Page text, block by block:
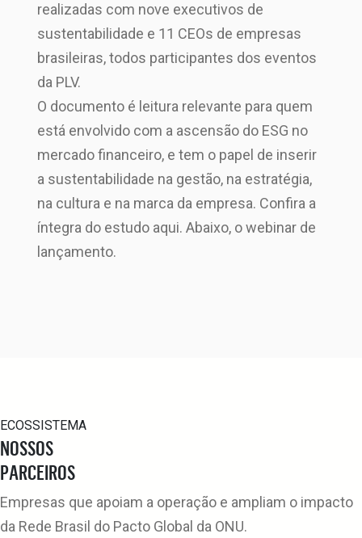
realizadas com nove executivos de
sustentabilidade e 11 CEOs de empresas
brasileiras, todos participantes dos eventos
da PLV.
O documento é leitura relevante para quem
está envolvido com a ascensão do ESG no
mercado financeiro, e tem o papel de inserir
a sustentabilidade na gestão, na estratégia,
na cultura e na marca da empresa. Confira a
íntegra do estudo aqui. Abaixo, o webinar de
lançamento.
ECOSSISTEMA
NOSSOS
PARCEIROS
Empresas que apoiam a operação e ampliam o impacto
da Rede Brasil do Pacto Global da ONU.